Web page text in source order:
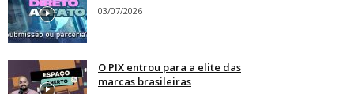
03/07/2026
O PIX entrou para a elite das
marcas brasileiras